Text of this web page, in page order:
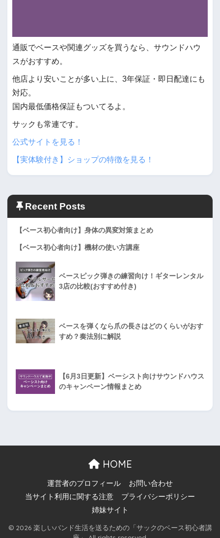
通販でベースや関連グッズを買うなら、サウンドハウ
スがおすすめ。
他店より安いことが多い上に、3年保証・即日配達にも
対応。
国内最低価格保証もついてるよ。
サックも常連です。
公式サイトを見る！
【実体験付き】ショップの特徴を見る！
Recent Posts
【ベース初心者向け】身体の異変対策まとめ
【ベース初心者向け】機材の使い方講座
ベースピック弾きの練習向け！ギターレンタル
3店の比較(おすすめ付き)
ベースを弾くなら爪の長さはどのくらいがおす
すめ？奏法別に解説
【6月3日更新】ベーシスト向けサウンドハウス
のキャンペーン情報まとめ
HOME
運営者のプロフィール
お問い合わせ
当サイト利用に関する注意
プライバシーポリシー
姉妹サイト
© 2026 楽しいバンド生活を送るための「サックのベース初心者講